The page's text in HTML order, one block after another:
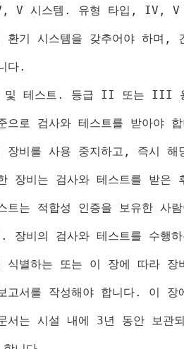
V 시스템 . 유형 타입 , IV,
환기 시스템을 갖추어야 하며 ,
다.
및 테스트 . 등급 II 또는 III
으로 검사와 테스트를 받아야 합
장비를 사용 중지하고 , 즉시 해
장비는 검사와 테스트를 받은
트는 적합성 인증을 보유한 사
. 장비의 검사와 테스트를 수행
식별하는 또는 이 장에 따라 장
고서를 작성해야 합니다. 이 장
서는 시설 내에 3년 동안 보관